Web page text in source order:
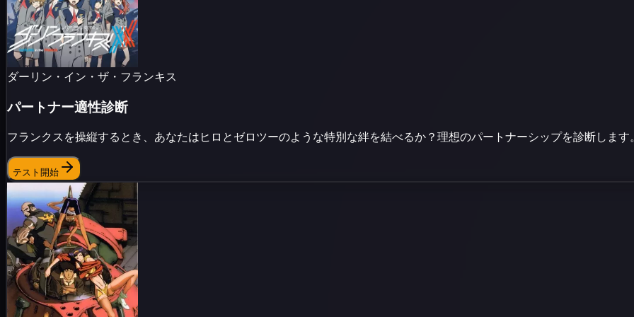
ダーリン・イン・ザ・フランキス
パートナー適性診断
フランクスを操縦するとき、あなたはヒロとゼロツーのような特別な絆を結べるか？理想のパートナーシップを診断します
テスト開始